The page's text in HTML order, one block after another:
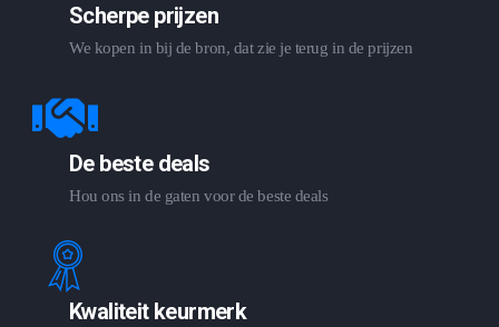
Scherpe prijzen
We kopen in bij de bron, dat zie je terug in de prijzen
De beste deals
Hou ons in de gaten voor de beste deals
Kwaliteit keurmerk